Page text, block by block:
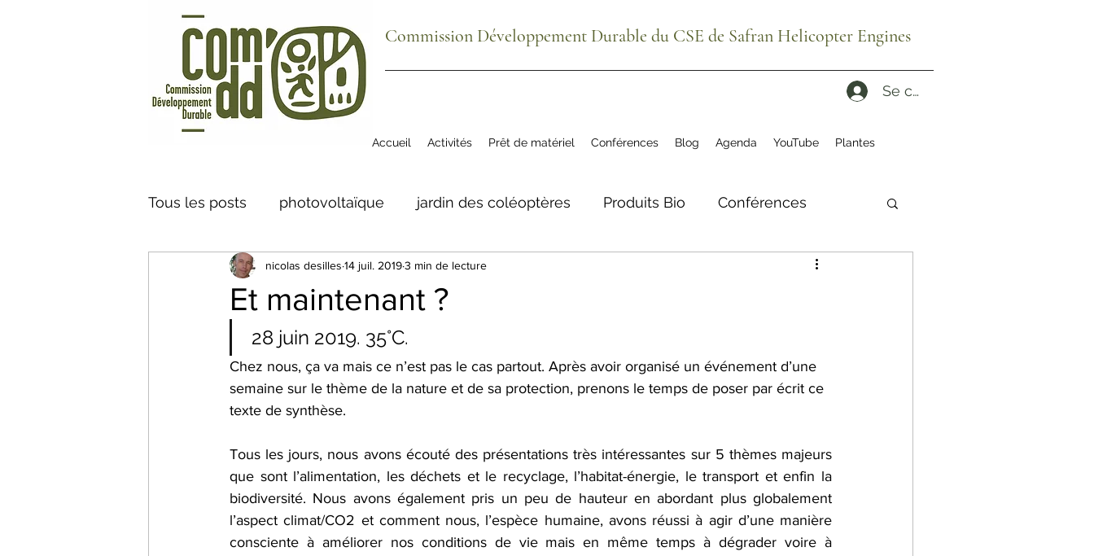
Se connecter
Accueil Activités Prêt de matériel Conférences Blog Agenda YouTube Plantes
Commission Développement Durable du CSE de Safran Helicopter Engines
Tous les posts photovoltaïque jardin des coléoptères Produits Bio Conférences
Vélo à Assistance Electrique agenda ruches
caméra thermique Centre aéré Meillon
Impact carbone alimentation LowTech & Domotique Arbres Atelier Cuisine
Jumelles informations PC réformés Espace Nature Biodiversité dans l'entreprise
Et maintenant ?
nicolas desilles 14 juil. 20193 min de lecture
28 juin 2019. 35°C.
Chez nous, ça va mais ce n’est pas le cas partout. Après avoir organisé un événement d’une
semaine sur le thème de la nature et de sa protection, prenons le temps de poser par écrit ce
texte de synthèse.
Tous les jours, nous avons écouté des présentations très intéressantes sur 5 thèmes majeurs
que sont l’alimentation, les déchets et le recyclage, l’habitat-énergie, le transport et enfin la
biodiversité. Nous avons également pris un peu de hauteur en abordant plus globalement
l’aspect climat/CO2 et comment nous, l’espèce humaine, avons réussi à agir d’une manière
consciente à améliorer nos conditions de vie mais en même temps à dégrader voire à